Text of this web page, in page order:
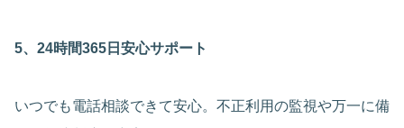
5、24時間365日安心サポート
いつでも電話相談できて安心。不正利用の監視や万一に備